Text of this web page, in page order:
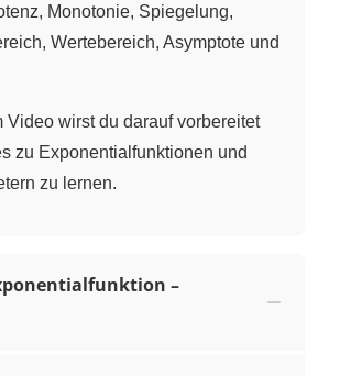
Monotonie, Spiegelung,
Wertebereich, Asymptote und
Video wirst du darauf vorbereitet
zu Exponentialfunktionen und
zu lernen.
–